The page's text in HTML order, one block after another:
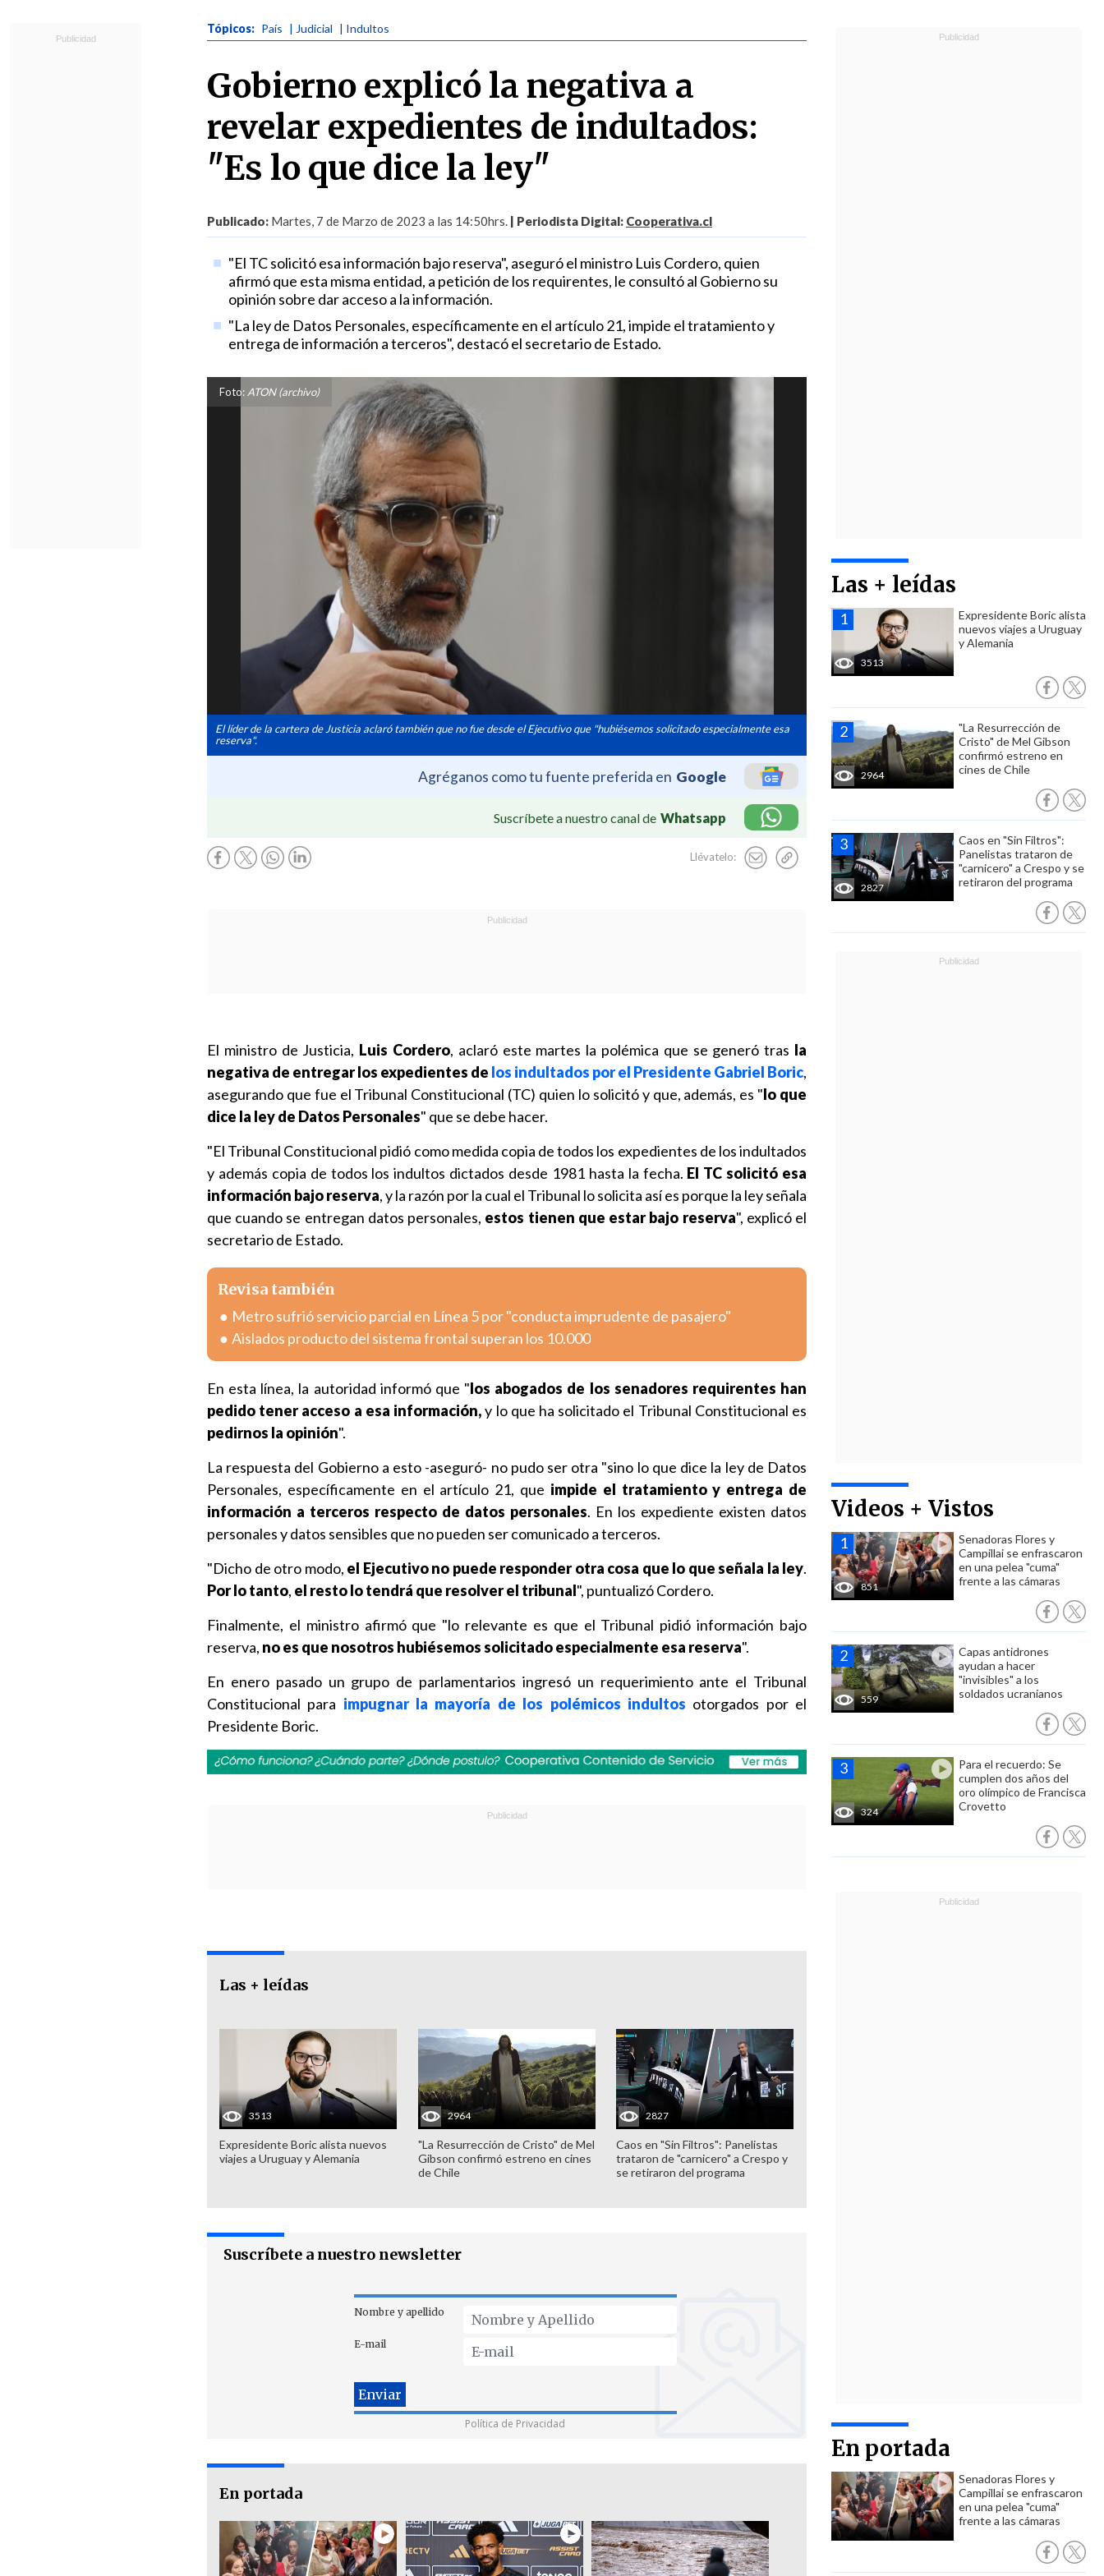
Tópicos: País | Judicial | Indultos
Gobierno explicó la negativa a
revelar expedientes de indultados:
"Es lo que dice la ley"
Publicado: Martes, 7 de Marzo de 2023 a las 14:50hrs. | Periodista Digital: Cooperativa.cl
"El TC solicitó esa información bajo reserva", aseguró el ministro Luis Cordero, quien
afirmó que esta misma entidad, a petición de los requirentes, le consultó al Gobierno su
opinión sobre dar acceso a la información.
"La ley de Datos Personales, específicamente en el artículo 21, impide el tratamiento y
entrega de información a terceros", destacó el secretario de Estado.
Foto: ATON (archivo)
El líder de la cartera de Justicia aclaró también que no fue desde el Ejecutivo que "hubiésemos solicitado especialmente esa
reserva".
Agréganos como tu fuente preferida en Google
Suscríbete a nuestro canal de Whatsapp
Llévatelo:
Las + leídas
3513
Expresidente Boric alista
nuevos viajes a Uruguay
y Alemania
2964
"La Resurrección de
Cristo" de Mel Gibson
confirmó estreno en
cines de Chile
2827
Caos en "Sin Filtros":
Panelistas trataron de
"carnicero" a Crespo y se
retiraron del programa
Videos + Vistos
851
Senadoras Flores y
Campillai se enfrascaron
en una pelea "cuma"
frente a las cámaras
559
Capas antidrones
ayudan a hacer
"invisibles" a los
soldados ucranianos
324
Para el recuerdo: Se
cumplen dos años del
oro olímpico de Francisca
Crovetto
En portada
Senadoras Flores y
Campillai se enfrascaron
en una pelea "cuma"
frente a las cámaras
El ministro de Justicia, Luis Cordero, aclaró este martes la polémica que se generó tras la
negativa de entregar los expedientes de los indultados por el Presidente Gabriel Boric,
asegurando que fue el Tribunal Constitucional (TC) quien lo solicitó y que, además, es "lo que
dice la ley de Datos Personales" que se debe hacer.
"El Tribunal Constitucional pidió como medida copia de todos los expedientes de los indultados
y además copia de todos los indultos dictados desde 1981 hasta la fecha. El TC solicitó esa
información bajo reserva, y la razón por la cual el Tribunal lo solicita así es porque la ley señala
que cuando se entregan datos personales, estos tienen que estar bajo reserva", explicó el
secretario de Estado.
Revisa también
Metro sufrió servicio parcial en Línea 5 por "conducta imprudente de pasajero"
Aislados producto del sistema frontal superan los 10.000
En esta línea, la autoridad informó que "los abogados de los senadores requirentes han
pedido tener acceso a esa información,y lo que ha solicitado el Tribunal Constitucional es
pedirnos la opinión".
La respuesta del Gobierno a esto -aseguró- no pudo ser otra "sino lo que dice la ley de Datos
Personales, específicamente en el artículo 21, que impide el tratamiento y entrega de
información a terceros respecto de datos personales. En los expediente existen datos
personales y datos sensibles que no pueden ser comunicado a terceros.
"Dicho de otro modo, el Ejecutivo no puede responder otra cosa que lo que señala la ley.
Por lo tanto, el resto lo tendrá que resolver el tribunal", puntualizó Cordero.
Finalmente, el ministro afirmó que "lo relevante es que el Tribunal pidió información bajo
reserva, no es que nosotros hubiésemos solicitado especialmente esa reserva".
En enero pasado un grupo de parlamentarios ingresó un requerimiento ante el Tribunal
Constitucional para impugnar la mayoría de los polémicos indultos otorgados por el
Presidente Boric.
Las + leídas
3513
Expresidente Boric alista nuevos
viajes a Uruguay y Alemania
2964
"La Resurrección de Cristo" de Mel
Gibson confirmó estreno en cines
de Chile
2827
Caos en "Sin Filtros": Panelistas
trataron de "carnicero" a Crespo y
se retiraron del programa
Suscríbete a nuestro newsletter
Nombre y apellido
E-mail
Política de Privacidad
En portada